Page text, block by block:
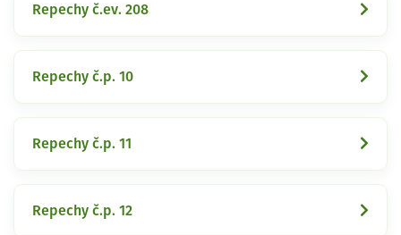
Repechy č.ev. 208
Repechy č.p. 10
Repechy č.p. 11
Repechy č.p. 12